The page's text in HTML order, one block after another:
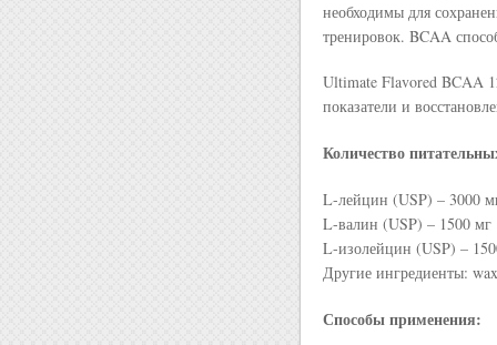
необходимы для
тренировок. BCAA
Ultimate Flavored BCAA
показатели и
Количество
L-лейцин (USP) – 3000
L-валин (USP) – 1500 мг
L-изолейцин (USP) –
Другие ингредиенты:
Способы применения: